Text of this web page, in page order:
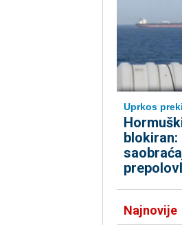
Uprkos
Najnovije